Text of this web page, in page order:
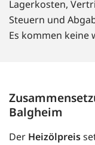
Lagerkosten,
Steuern und
Es kommen keine
Balgheim
Der Heizölpreis